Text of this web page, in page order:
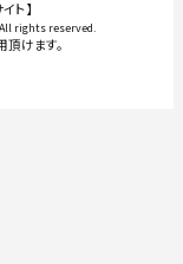
ト】
rights reserved.
けます。